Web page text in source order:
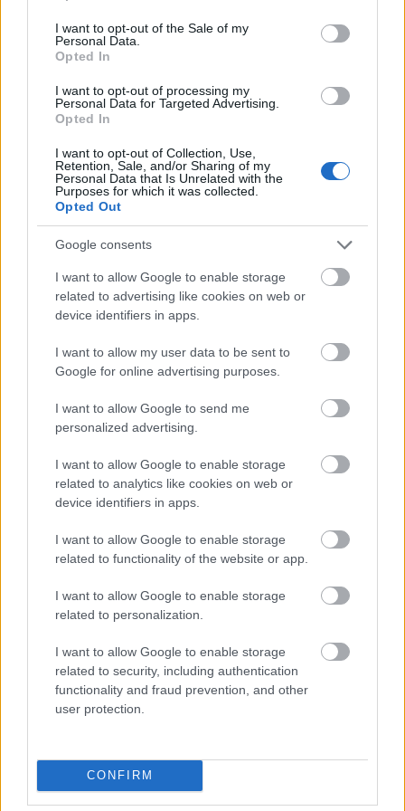
use your data for below specified purposes in below Google
consent section.
I want to opt-out of the Sale of my
Personal Data.
Opted In
I want to opt-out of processing my
Personal Data for Targeted Advertising.
Opted In
I want to opt-out of Collection, Use,
Retention, Sale, and/or Sharing of my
Personal Data that Is Unrelated with the
Purposes for which it was collected.
Opted Out
Google consents
I want to allow Google to enable storage
related to advertising like cookies on web or
device identifiers in apps.
I want to allow my user data to be sent to
Google for online advertising purposes.
I want to allow Google to send me
personalized advertising.
I want to allow Google to enable storage
related to analytics like cookies on web or
device identifiers in apps.
I want to allow Google to enable storage
related to functionality of the website or app.
I want to allow Google to enable storage
related to personalization.
I want to allow Google to enable storage
related to security, including authentication
functionality and fraud prevention, and other
user protection.
CONFIRM
4. Regatta - Ολόσωμο μαγιό polka dot -
Βρες το